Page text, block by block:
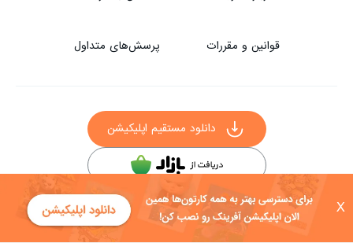
X
قوانین و مقررات پرسش‌های متداول
دانلود مستقیم اپلیکیشن
سایر راه‌های دانلود آفرینک